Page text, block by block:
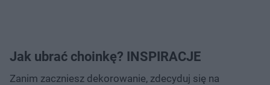
Jak ubrać choinkę? INSPIRACJE
Zanim zaczniesz dekorowanie, zdecyduj się na